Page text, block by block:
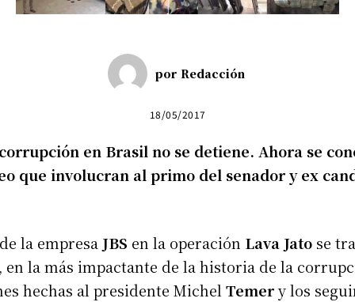
por Redacción
18/05/2017
en Brasil no se detiene. Ahora se
que involucran al primo del senador y ex
la empresa JBS en la operación Lava Jato se
en la más impactante de la historia de la
hechas al presidente Michel Temery los